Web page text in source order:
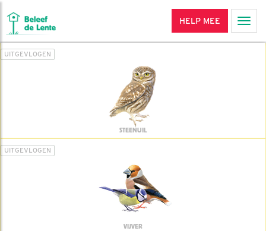
HELP MEE
UITGEVLOGEN
STEENUIL
UITGEVLOGEN
VIJVER